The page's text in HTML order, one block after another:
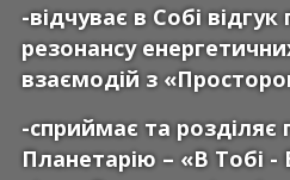
-відчуває в Собі
резонансу
взаємодій з
-сприймає та розділяє
Планетарію – «В Тобі -